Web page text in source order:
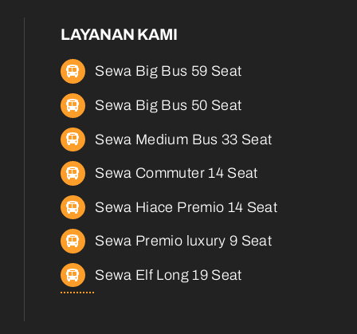
LAYANAN KAMI
Sewa Big Bus 59 Seat
Sewa Big Bus 50 Seat
Sewa Medium Bus 33 Seat
Sewa Commuter 14 Seat
Sewa Hiace Premio 14 Seat
Sewa Premio luxury 9 Seat
Sewa Elf Long 19 Seat